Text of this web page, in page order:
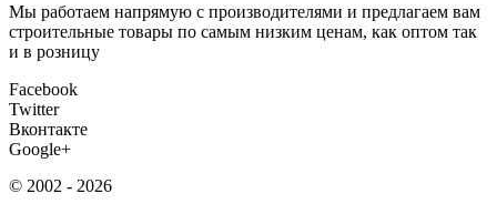
Мы работаем напрямую с производителями и предлагаем вам
строительные товары по самым низким ценам, как оптом так
и в розницу
Facebook
Twitter
Вконтакте
Google+
© 2002 - 2026